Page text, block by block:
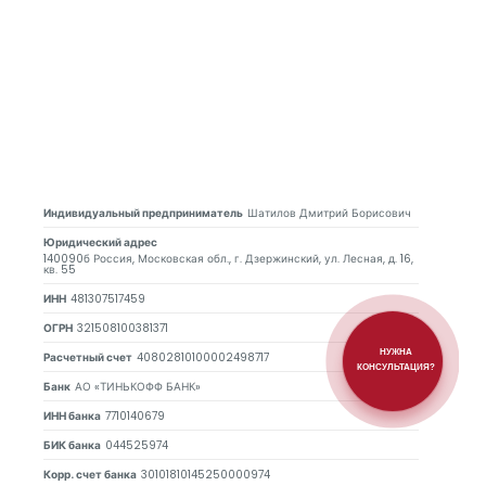
Индивидуальный предприниматель Шатилов Дмитрий Борисович
Юридический адрес
140090б Россия, Московская обл., г. Дзержинский, ул. Лесная, д. 16,
кв. 55
ИНН 481307517459
ОГРН 321508100381371
Расчетный счет 40802810100002498717
Банк АО «ТИНЬКОФФ БАНК»
ИНН банка 7710140679
БИК банка 044525974
Корр. счет банка 30101810145250000974
НУЖНА
КОНСУЛЬТАЦИЯ?